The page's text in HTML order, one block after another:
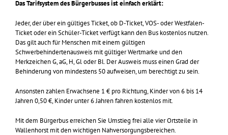
Das Tarifsystem des Bürgerbusses ist einfach erklärt:
Jeder, der über ein gültiges Ticket, ob D-Ticket, VOS- oder Westfalen-
Ticket oder ein Schüler-Ticket verfügt kann den Bus kostenlos nutzen.
Das gilt auch für Menschen mit einem gültigen
Schwerbehindertenausweis mit gültiger Wertmarke und den
Merkzeichen G, aG, H, Gl oder Bl. Der Ausweis muss einen Grad der
Behinderung von mindestens 50 aufweisen, um berechtigt zu sein.
Ansonsten zahlen Erwachsene 1 € pro Richtung, Kinder von 6 bis 14
Jahren 0,50 €, Kinder unter 6 Jahren fahren kostenlos mit.
Mit dem Bürgerbus erreichen Sie Umstieg frei alle vier Ortsteile in
Wallenhorst mit den wichtigen Nahversorgungsbereichen.